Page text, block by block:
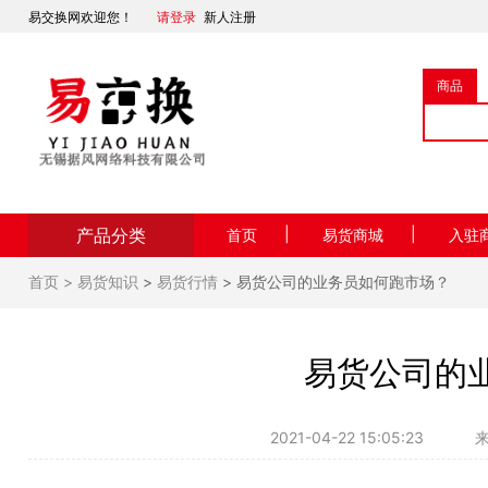
易交换网欢迎您！ 请登录 新人注册
商品
产品分类 首页 易货商城 入驻
首页 > 易货知识 > 易货行情 > 易货公司的业务员如何跑市场？
易货公司的
2021-04-22 15:05:23